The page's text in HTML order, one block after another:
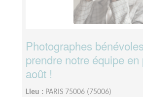
Photographes
prendre notre équipe
août !
Lieu : PARIS 75006 (75006)